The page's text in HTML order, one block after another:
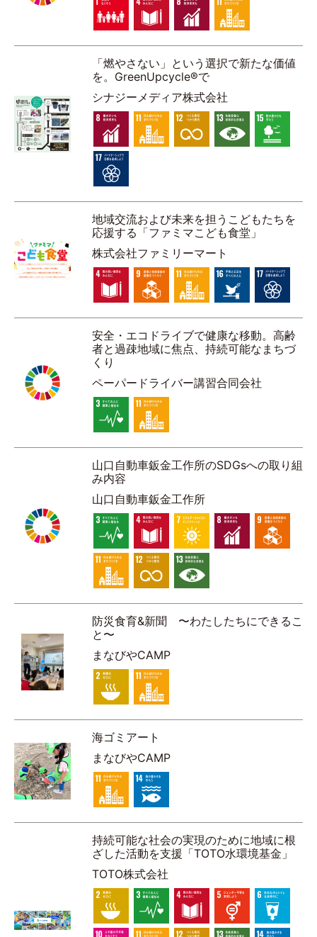
「燃やさない」という選択で新たな価値
を。GreenUpcycle®で
シナジーメディア株式会社
地域交流および未来を担うこどもたちを
応援する「ファミマこども食堂」
株式会社ファミリーマート
安全・エコドライブで健康な移動。高齢
者と過疎地域に焦点、持続可能なまちづ
くり
ペーパードライバー講習合同会社
山口自動車鈑金工作所のSDGsへの取り組
み内容
山口自動車鈑金工作所
防災食育&新聞 〜わたしたちにできるこ
と〜
まなびやCAMP
海ゴミアート
まなびやCAMP
持続可能な社会の実現のために地域に根
ざした活動を支援「TOTO水環境基金」
TOTO株式会社